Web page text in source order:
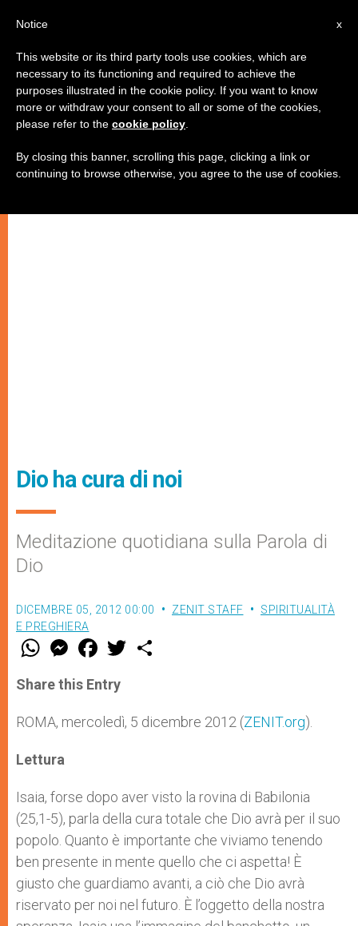
Dio ha cura di noi
Meditazione quotidiana sulla Parola di
Dio
DICEMBRE 05, 2012 00:00 ZENIT STAFF
SPIRITUALITÀ
E PREGHIERA
W
t
s
p
p
M
e
s
e
g
e
F
a
e
b
o
k
w
r
Share this Entry
ROMA, mercoledì, 5 dicembre 2012 (ZENIT.org).
Lettura
Isaia, forse dopo aver visto la rovina di Babilonia
(25,1-5), parla della cura totale che Dio avrà per il suo
popolo. Quanto è importante che viviamo tenendo
ben presente in mente quello che ci aspetta! È
giusto che guardiamo avanti, a ciò che Dio avrà
riservato per noi nel futuro. È l’oggetto della nostra
x
Notice
This website or its third party tools use cookies, which are
necessary to its functioning and required to achieve the
purposes illustrated in the cookie policy. If you want to know
more or withdraw your consent to all or some of the cookies,
please refer to the cookie policy
By closing this banner, scrolling this page, clicking a link or
continuing to browse otherwise, you agree to the use of cookies.